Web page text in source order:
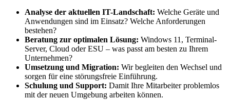
Analyse der aktuellen IT-Landschaft: Welche Geräte und
Anwendungen sind im Einsatz? Welche Anforderungen
bestehen?
Beratung zur optimalen Lösung: Windows 11, Terminal-
Server, Cloud oder ESU – was passt am besten zu Ihrem
Unternehmen?
Umsetzung und Migration: Wir begleiten den Wechsel und
sorgen für eine störungsfreie Einführung.
Schulung und Support: Damit Ihre Mitarbeiter problemlos
mit der neuen Umgebung arbeiten können.